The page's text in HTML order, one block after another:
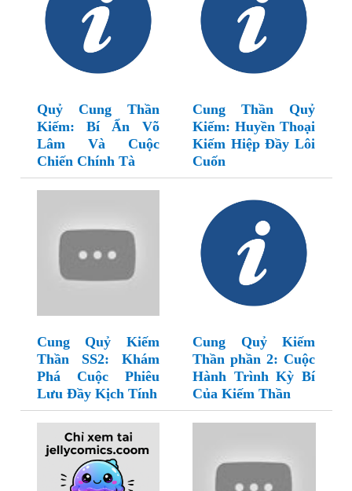
Quỷ Cung Thần
Kiếm: Bí Ẩn Võ
Lâm Và Cuộc
Chiến Chính Tà
Cung Thần Quỷ
Kiếm: Huyền Thoại
Kiếm Hiệp Đầy Lôi
Cuốn
Cung Quỷ Kiếm
Thần SS2: Khám
Phá Cuộc Phiêu
Lưu Đầy Kịch Tính
Cung Quỷ Kiếm
Thần phần 2: Cuộc
Hành Trình Kỳ Bí
Của Kiếm Thần